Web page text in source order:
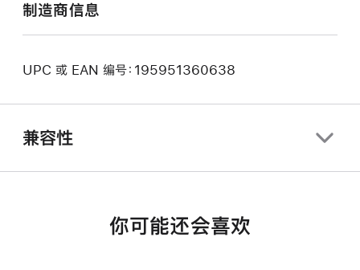
制造商信息
UPC 或 EAN 编号：195951360638
兼容性
你可能还会喜欢